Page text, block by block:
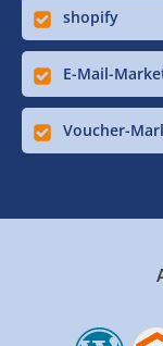
shopify
E-Mail-
Voucher-